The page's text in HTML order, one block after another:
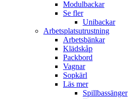
Modulbackar
Se fler
Unibackar
Arbetsplatsutrustning
Arbetsbänkar
Klädskåp
Packbord
Vagnar
Sopkärl
Läs mer
Spillbassänger